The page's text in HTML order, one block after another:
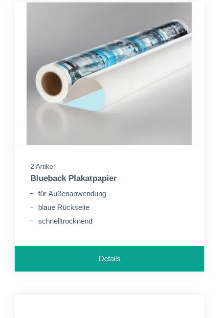
2 Artikel
Blueback Plakatpapier
für Außenanwendung
blaue Rückseite
schnelltrocknend
Details